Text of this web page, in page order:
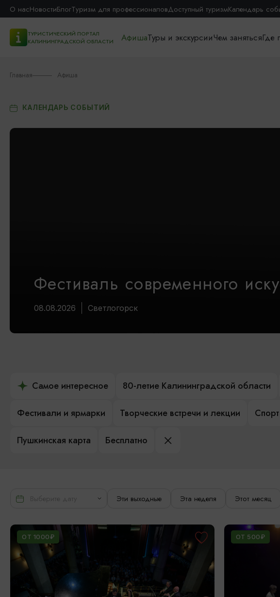
О насНовостиБлогТуризм для профессионаловДоступный туризмКалендарь
ТУРИСТИЧЕСКИЙ ПОРТАЛ
КАЛИНИНГРАДСКОЙ ОБЛАСТИ
АфишаТуры и экскурсииЧем занятьсяГде
Главная Афиша
КАЛЕНДАРЬ СОБЫТИЙ
Фестиваль современного
08.08.2026 Светлогорск
Самое интересное 80-летие Калининградской области
Фестивали и ярмарки Творческие встречи и лекции Спорт
Пушкинская карта Бесплатно
Эти выходные Эта неделя Этот месяц
ОТ 1000₽ ОТ 500₽